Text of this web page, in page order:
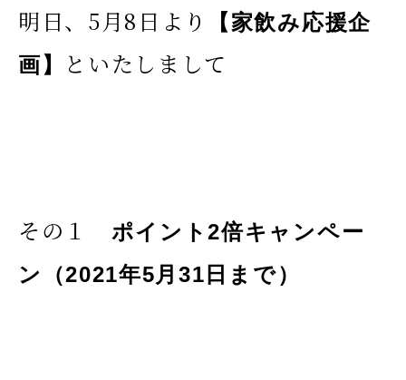
明日、5月8日より
【家飲み応援企
画】
といたしまして
その１
ポイント2倍キャンペー
ン（2021年5月31日まで）